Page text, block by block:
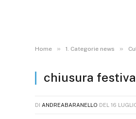
Home » 1. Categorie news »
chiusura
DI ANDREABARANELLO DEL 16